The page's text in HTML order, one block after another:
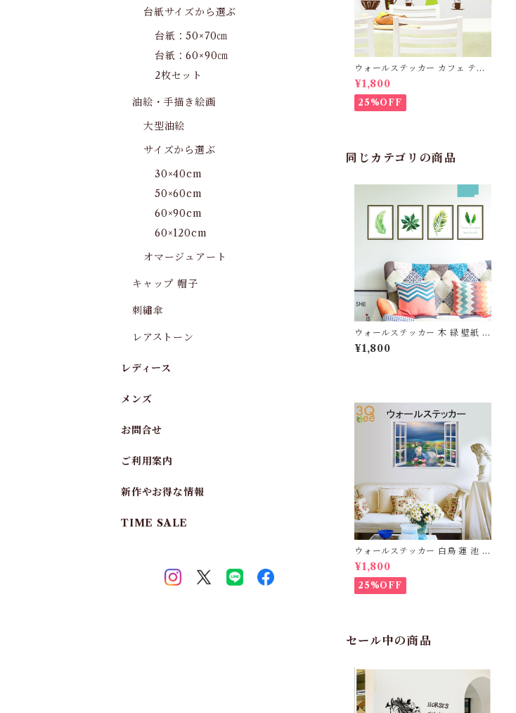
ウォールステッカー カフェ ティ
ーポット 壁紙 シール 賃貸OK は
がせる 剥がせる DIY 模様替え
インテリア 喫茶店 コーヒー コー
ヒー豆 ドリップ コーヒーカップ
¥1,800
25%OFF
同じカテゴリの商品
ウォールステッカー 木 緑 壁紙 シ
ール 賃貸OK はがせる 剥がせる
DIY 模様替え インテリア ハス
¥1,800
ウォールステッカー 白鳥 蓮 池 花
シール 賃貸OK インテリア パー
ク 森 フォレスト 草原 花 フラワ
ー 巣箱 ウィンドウ 景色 風景 緑
グリーン 木 ツリー 台紙50×70c
¥1,800
25%OFF
セール中の商品
台紙サイズから選ぶ
台紙：50×70㎝
台紙：60×90㎝
2枚セット
油絵・手描き絵画
大型油絵
サイズから選ぶ
30×40cm
50×60cm
60×90cm
60×120cm
オマージュアート
キャップ 帽子
刺繡傘
レアストーン
レディース
メンズ
お問合せ
ご利用案内
新作やお得な情報
TIME SALE